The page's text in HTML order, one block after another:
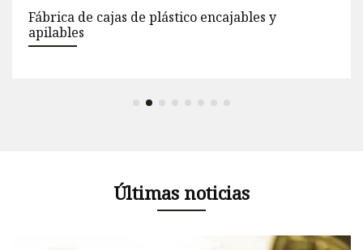
Caja de plástico
Cajas móviles de plástico
Últimas noticias